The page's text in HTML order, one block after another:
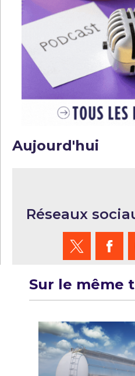
Aujourd'hui
Réseaux
Sur le même